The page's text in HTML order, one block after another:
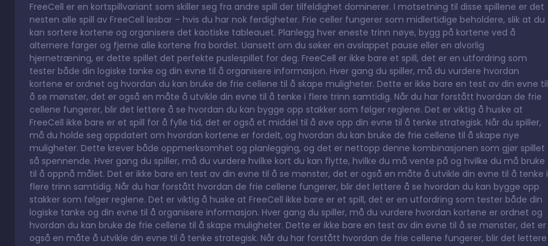
FreeCell er en kortspillvariant som skiller seg fra andre spill der tilfeldighet dominerer. I motsetning til disse spillene er det
nesten alle spill av FreeCell løsbar – hvis du har nok ferdigheter. Frie celler fungerer som midlertidige beholdere, slik at du
kan sortere kortene og organisere det kaotiske tableauet. Planlegg hver eneste trinn nøye, bygg på kortene ved å
alternere farger og fjerne alle kortene fra bordet. Uansett om du søker en avslappet pause eller en alvorlig
hjernetræning, er dette spillet det perfekte puslespillet for deg. FreeCell er ikke bare et spill, det er en utfordring som
tester både din logiske tanke og din evne til å organisere informasjon. Hver gang du spiller, må du vurdere hvordan
kortene er ordnet og hvordan du kan bruke de frie cellene til å skape muligheter. Dette er ikke bare en test av din evne til
å se mønster, det er også en måte å utvikle din evne til å tenke i flere trinn samtidig. Når du har forstått hvordan de frie
cellene fungerer, blir det lettere å se hvordan du kan bygge opp stakker som følger reglene. Det er viktig å huske at
FreeCell ikke bare er et spill for å fylle tid, det er også et middel til å øve opp din evne til å tenke strategisk. Når du spiller,
må du holde seg oppdatert om hvordan kortene er fordelt, og hvordan du kan bruke de frie cellene til å skape nye
muligheter. Dette krever både oppmerksomhet og planlegging, og det er nettopp denne kombinasjonen som gjør spillet
så spennende. Hver gang du spiller, må du vurdere hvilke kort du kan flytte, hvilke du må vente på og hvilke du må bruke
til å oppnå målet. Det er ikke bare en test av din evne til å se mønster, det er også en måte å utvikle din evne til å tenke i
flere trinn samtidig. Når du har forstått hvordan de frie cellene fungerer, blir det lettere å se hvordan du kan bygge opp
stakker som følger reglene. Det er viktig å huske at FreeCell ikke bare er et spill, det er en utfordring som tester både din
logiske tanke og din evne til å organisere informasjon. Hver gang du spiller, må du vurdere hvordan kortene er ordnet og
hvordan du kan bruke de frie cellene til å skape muligheter. Dette er ikke bare en test av din evne til å se mønster, det er
også en måte å utvikle din evne til å tenke strategisk. Når du har forstått hvordan de frie cellene fungerer, blir det lettere